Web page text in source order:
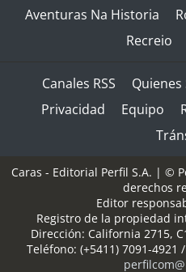
Aventuras Na Historia
Recreio
Canales RSS Quienes
Privacidad
Equipo
Caras - Editorial Perfil S.A. | ©
derechos
Editor
Registro de la propiedad
Dirección: California 2715,
Teléfono: (+5411) 7091-4921 /